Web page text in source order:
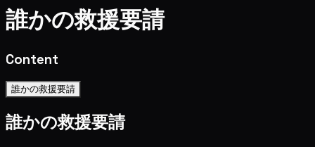
誰かの救援要請
Content
誰かの救援要請
誰かの救援要請